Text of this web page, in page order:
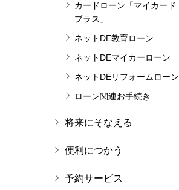
カードローン「マイカード
プラス」
ネットDE教育ローン
ネットDEマイカーローン
ネットDEリフォームローン
ローン関連お手続き
将来にそなえる
便利につかう
予約サービス